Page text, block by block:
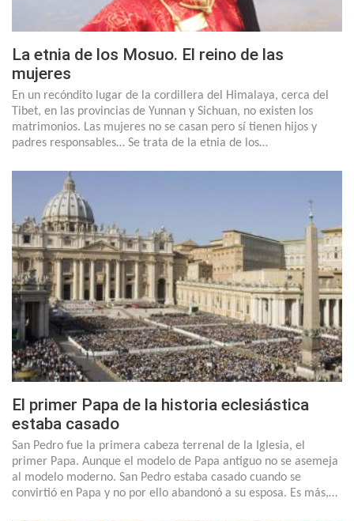
La etnia de los Mosuo. El reino de las
mujeres
En un recóndito lugar de la cordillera del Himalaya, cerca del
Tibet, en las provincias de Yunnan y Sichuan, no existen los
matrimonios. Las mujeres no se casan pero sí tienen hijos y
padres responsables… Se trata de la etnia de los…
El primer Papa de la historia eclesiástica
estaba casado
San Pedro fue la primera cabeza terrenal de la Iglesia, el
primer Papa. Aunque el modelo de Papa antiguo no se asemeja
al modelo moderno. San Pedro estaba casado cuando se
convirtió en Papa y no por ello abandonó a su esposa. Es más,…